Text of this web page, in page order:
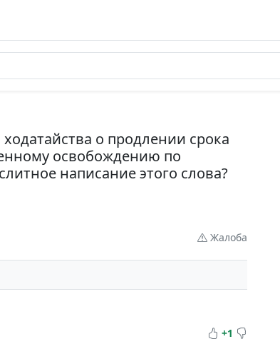
о продлении срока
освобождению по
написание этого слова?
Жалоба
+1